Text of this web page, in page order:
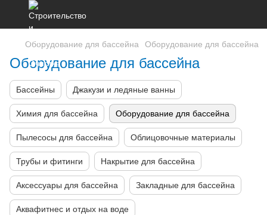
Оборудование для бассейна Оборудование для бассейна
Оборудование для бассейна
Бассейны Джакузи и ледяные ванны
Химия для бассейна Оборудование для бассейна
Пылесосы для бассейна Облицовочные материалы
Трубы и фитинги Накрытие для бассейна
Аксессуары для бассейна Закладные для бассейна
Аквафитнес и отдых на воде